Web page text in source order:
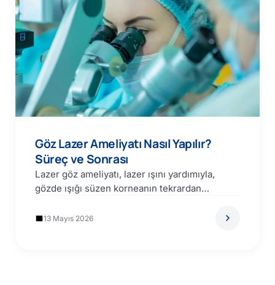
Göz Lazer Ameliyatı Nasıl Yapılır?
Süreç ve Sonrası
Lazer göz ameliyatı, lazer ışını yardımıyla,
gözde ışığı süzen korneanın tekrardan
astigmat…
13 Mayıs 2026